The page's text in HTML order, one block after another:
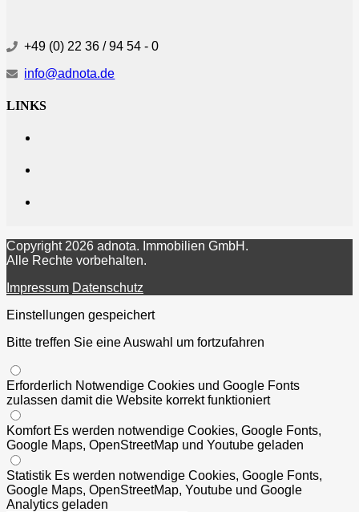
+49 (0) 22 36 / 94 54 - 0
info@adnota.de
LINKS
Copyright 2026 adnota. Immobilien GmbH.
Alle Rechte vorbehalten.
Impressum Datenschutz
Einstellungen gespeichert
Bitte treffen Sie eine Auswahl um fortzufahren
Erforderlich Notwendige Cookies und Google Fonts
zulassen damit die Website korrekt funktioniert
Komfort Es werden notwendige Cookies, Google Fonts,
Google Maps, OpenStreetMap und Youtube geladen
Statistik Es werden notwendige Cookies, Google Fonts,
Google Maps, OpenStreetMap, Youtube und Google
Analytics geladen